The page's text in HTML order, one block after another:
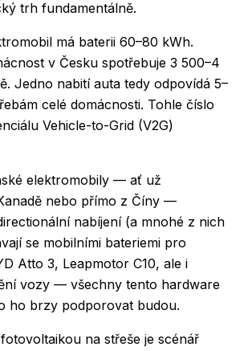
trh fundamentálně.
má baterii 60–80 kWh.
v Česku spotřebuje 3 500–4
Jedno nabití auta tedy odpovídá 5–
celé domácnosti. Tohle číslo
Vehicle-to-Grid (V2G)
elektromobily — ať už
nebo přímo z Číny —
nabíjení (a mnohé z nich
se mobilními bateriemi pro
Atto 3, Leapmotor C10, ale i
vozy — všechny tento hardware
ho brzy podporovat budou.
na střeše je scénář